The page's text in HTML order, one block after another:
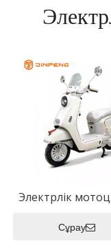
Электрлік
Сұрау